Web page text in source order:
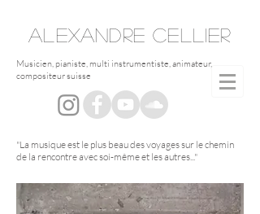
ALEXANDRE CELLIER
Musicien, pianiste, multi instrumentiste, animateur,
compositeur suisse
"La musique est le plus beau des voyages sur le chemin
de la rencontre avec soi-même et les autres..."